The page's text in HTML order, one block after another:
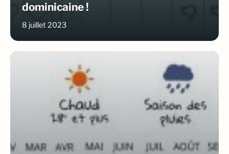
dominicaine !
8 juillet 2023